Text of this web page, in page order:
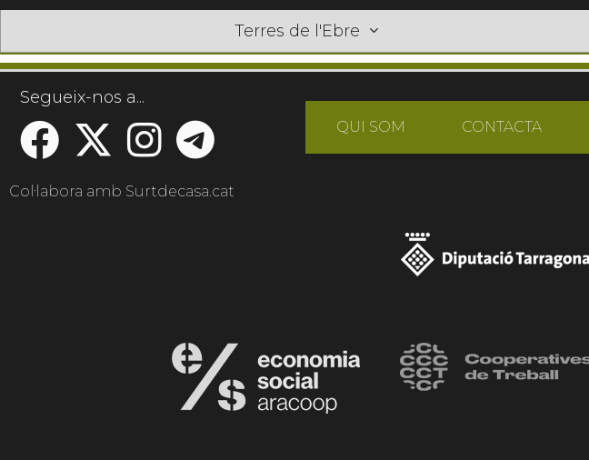
Terres de l'Ebre
Segueix-nos a...
QUI SOM CONTACTA
Col·labora amb Surtdecasa.cat